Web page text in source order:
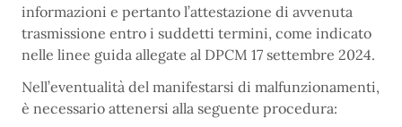
informazioni e pertanto l’attestazione di avvenuta
trasmissione entro i suddetti termini, come indicato
nelle linee guida allegate al DPCM 17 settembre 2024.
Nell’eventualità del manifestarsi di malfunzionamenti,
è necessario attenersi alla seguente procedura: